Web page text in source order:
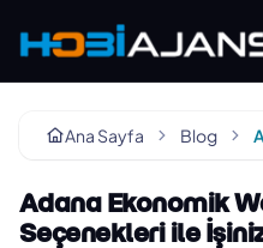
Ana Sayfa Blog
Adana Ekonomik
Seçenekleri ile